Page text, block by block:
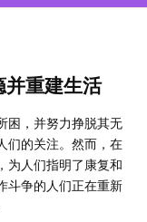
并重建生活
困，并努力挣脱其无
们的关注。然而，在
为人们指明了康复和
斗争的人们正在重新